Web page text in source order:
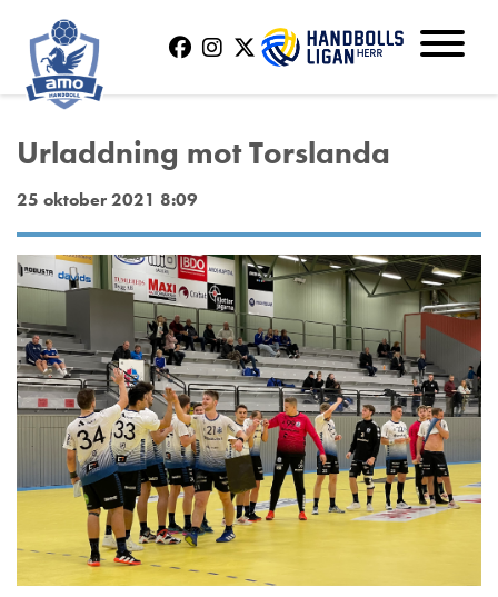
Urladdning mot Torslanda
25 oktober 2021 8:09